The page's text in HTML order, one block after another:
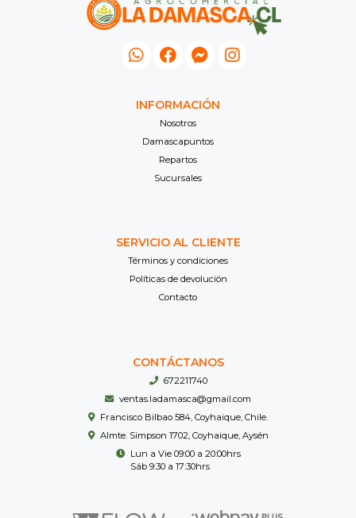
INFORMACIÓN
Nosotros
Damascapuntos
Repartos
Sucursales
SERVICIO AL CLIENTE
Términos y condiciones
Políticas de devolución
Contacto
CONTÁCTANOS
672211740
ventas.ladamasca@gmail.com
Francisco Bilbao 584, Coyhaique, Chile.
Almte. Simpson 1702, Coyhaique, Aysén
Lun a Vie 09:00 a 20:00hrs
Sáb 9:30 a 17:30hrs